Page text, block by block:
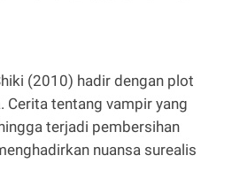
(2010) hadir dengan plot
Cerita tentang vampir yang
terjadi pembersihan
nuansa surealis